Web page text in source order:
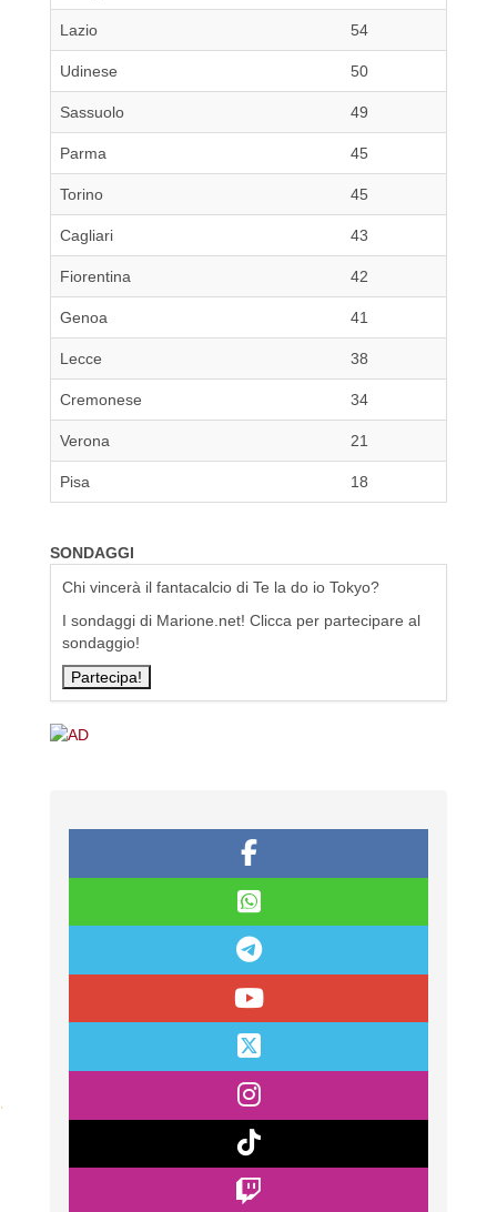
Lazio 54
Udinese 50
Sassuolo 49
Parma 45
Torino 45
Cagliari 43
Fiorentina 42
Genoa 41
Lecce 38
Cremonese 34
Verona 21
Pisa 18
SONDAGGI
Chi vincerà il fantacalcio di Te la do io Tokyo?
I sondaggi di Marione.net! Clicca per partecipare al
sondaggio!